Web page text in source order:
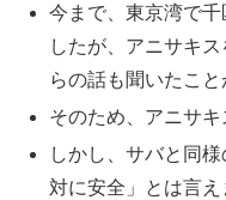
今まで、東京湾で
したが、アニサキ
らの話も聞いたこと
そのため、アニサキ
しかし、サバと同
対に安全」とは言え